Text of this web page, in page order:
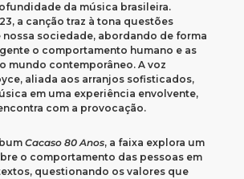
da música brasileira.
a canção traz à tona questões
sociedade, abordando de forma
o comportamento humano e as
mundo contemporâneo. A voz
aliada aos arranjos sofisticados,
em uma experiência envolvente,
com a provocação.
Cacaso 80 Anos, a faixa explora um
o comportamento das pessoas em
questionando os valores que